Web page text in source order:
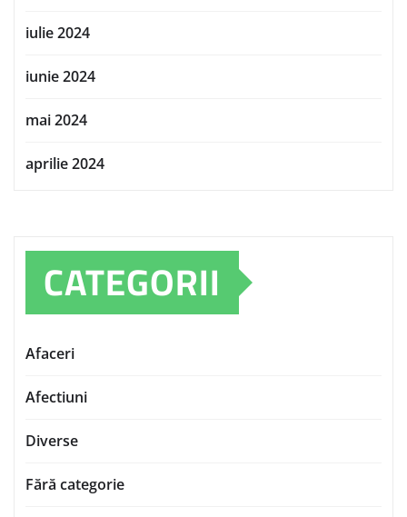
iulie 2024
iunie 2024
mai 2024
aprilie 2024
CATEGORII
Afaceri
Afectiuni
Diverse
Fără categorie